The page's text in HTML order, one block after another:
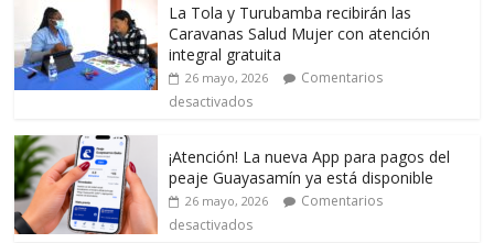
La Tola y Turubamba recibirán las
Caravanas Salud Mujer con atención
integral gratuita
26 mayo, 2026
Comentarios
desactivados
¡Atención! La nueva App para pagos del
peaje Guayasamín ya está disponible
26 mayo, 2026
Comentarios
desactivados